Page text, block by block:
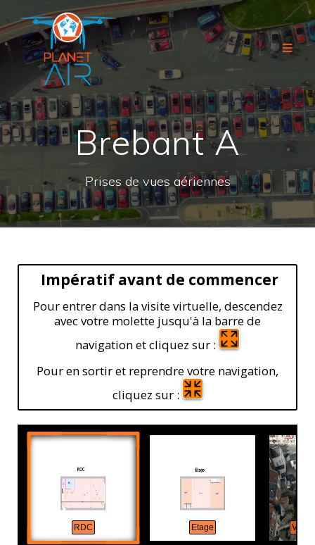
Brebant A
Prises de vues aériennes
Impératif avant de commencer
Pour entrer dans la visite virtuelle, descendez
avec votre molette jusqu'à la barre de
navigation et cliquez sur :
Pour en sortir et reprendre votre navigation,
cliquez sur :